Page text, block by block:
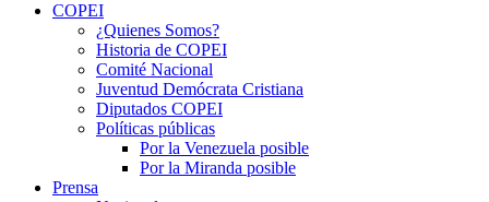
COPEI
¿Quienes Somos?
Historia de COPEI
Comité Nacional
Juventud Demócrata Cristiana
Diputados COPEI
Políticas públicas
Por la Venezuela posible
Por la Miranda posible
Prensa